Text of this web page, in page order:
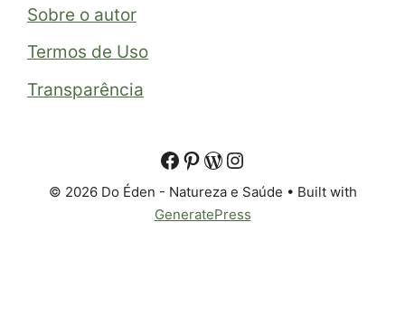
Sobre o autor
Termos de Uso
Transparência
© 2026 Do Éden - Natureza e Saúde • Built with
GeneratePress